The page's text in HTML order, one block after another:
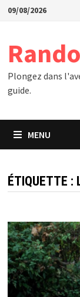
Passer
09/08/2026
Plongez dans
guide.
MENU
ÉTIQUETTE :